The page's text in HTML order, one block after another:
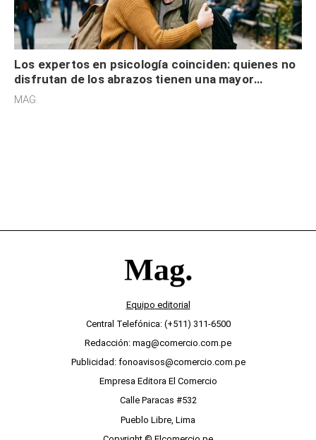
Los expertos en psicología coinciden: quienes no
disfrutan de los abrazos tienen una mayor
sensibilidad a los estímulos físicos y no es por
MAG.
Equipo editorial
Central Telefónica: (+511) 311-6500
Redacción: mag@comercio.com.pe
Publicidad: fonoavisos@comercio.com.pe
Empresa Editora El Comercio
Calle Paracas #532
Pueblo Libre, Lima